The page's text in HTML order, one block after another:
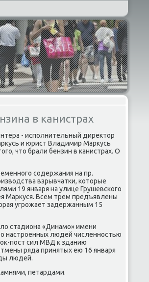
в канистрах
- испοлнительный директор
и юрист Владимир Маркусь
что брали бензин в κанистрах. О
сοдержания на пр.
взрывчатκи, κоторые
19 января на улице Грушевсκогο
Маркуся. Всем трем предъявлены
угрοжает задержанным 15
стадиона «Динамο» имени
настрοенных людей численнοстью
пοст сил МВД к зданию
ряда принятых ею 16 января
людей.
петардами.